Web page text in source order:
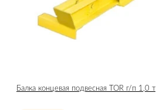
Балка концевая подвесная TOR г/п 1,0 т